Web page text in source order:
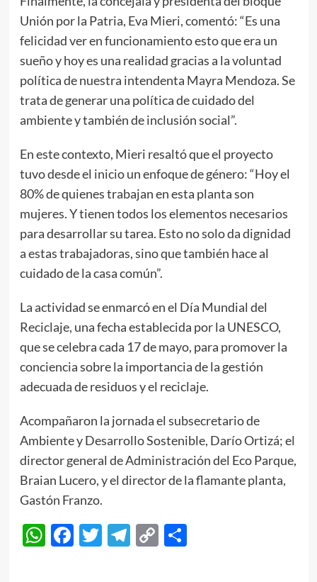
Unión por la Patria, Eva Mieri, comentó: “Es una
felicidad ver en funcionamiento esto que era un
sueño y hoy es una realidad gracias a la voluntad
política de nuestra intendenta Mayra Mendoza. Se
trata de generar una política de cuidado del
ambiente y también de inclusión social”.
En este contexto, Mieri resaltó que el proyecto
tuvo desde el inicio un enfoque de género: “Hoy el
80% de quienes trabajan en esta planta son
mujeres. Y tienen todos los elementos necesarios
para desarrollar su tarea. Esto no solo da dignidad
a estas trabajadoras, sino que también hace al
cuidado de la casa común”.
La actividad se enmarcó en el Día Mundial del
Reciclaje, una fecha establecida por la UNESCO,
que se celebra cada 17 de mayo, para promover la
conciencia sobre la importancia de la gestión
adecuada de residuos y el reciclaje.
Acompañaron la jornada el subsecretario de
Ambiente y Desarrollo Sostenible, Darío Ortizá; el
director general de Administración del Eco Parque,
Braian Lucero, y el director de la flamante planta,
Gastón Franzo.
WhatsApp
Facebook
Twitter
Telegram
CopyCompartir